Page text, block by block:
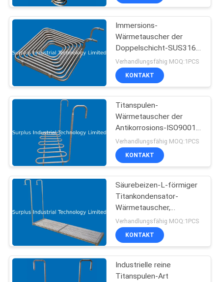
SITEMAP
PRIVACY
POLICY
PTFE-Tauchsieder
Ptc-Tauchsieder
6
Edelstahl-
Tauchsieder
29
Immersions-
Wärmetauscher der
Doppelschicht-SUS316
für das Abkühlen der
alkalischen Lösung
Verhandlungsfähig MOQ:1PCS
KONTAKT
Titanspulen-
Wärmetauscher der
Antikorrosions-ISO9001
für die Galvanisierung
Verhandlungsfähig MOQ:1PCS
KONTAKT
Säurebeizen-L-förmiger
Titankondensator-
Wärmetauscher,
Kondensator-
Wärmetauscher
Verhandlungsfähig MOQ:1PCS
KONTAKT
Industrielle reine
Titanspulen-Art